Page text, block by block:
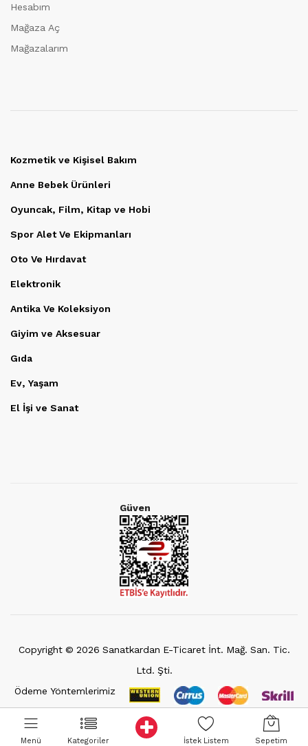
Hesabım
Mağaza Aç
Mağazalarım
Kozmetik ve Kişisel Bakım
Anne Bebek Ürünleri
Oyuncak, Film, Kitap ve Hobi
Spor Alet Ve Ekipmanları
Oto Ve Hırdavat
Elektronik
Antika Ve Koleksiyon
Giyim ve Aksesuar
Gıda
Ev, Yaşam
El İşi ve Sanat
Güven
Copyright © 2026 Sanatkardan E-Ticaret İnt. Mağ. San. Tic.
Ltd. Şti.
Ödeme Yöntemlerimiz
Menü Kategoriler İstek Listem Sepetim